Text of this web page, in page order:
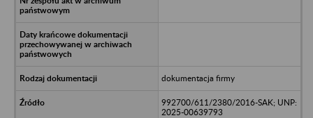
dokumentacja firmy
992700/611/2380/2016-SAK; UNP:
2025-00639793